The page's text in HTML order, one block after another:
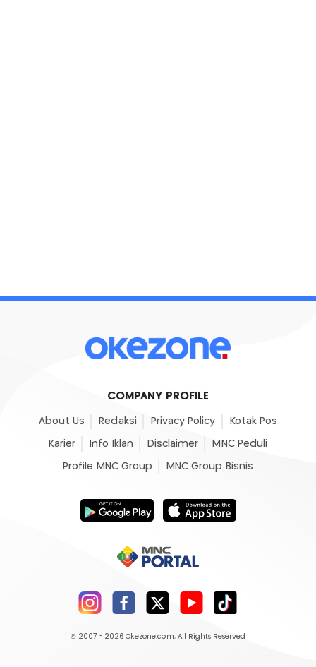
COMPANY PROFILE
About Us Redaksi Privacy Policy Kotak Pos
Karier Info Iklan Disclaimer MNC Peduli
Profile MNC Group MNC Group Bisnis
© 2007 - 2026 Okezone.com, All Rights Reserved